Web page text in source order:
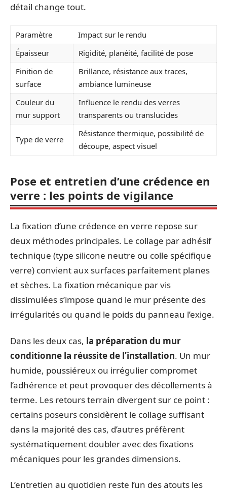
détail change tout.
Paramètre
Impact sur le rendu
Épaisseur
Rigidité, planéité, facilité de pose
Finition de
surface
Brillance, résistance aux traces,
ambiance lumineuse
Couleur du
mur support
Influence le rendu des verres
transparents ou translucides
Type de verre
Résistance thermique, possibilité de
découpe, aspect visuel
Pose et entretien d’une crédence en
verre : les points de vigilance
La fixation d’une crédence en verre repose sur
deux méthodes principales. Le collage par adhésif
technique (type silicone neutre ou colle spécifique
verre) convient aux surfaces parfaitement planes
et sèches. La fixation mécanique par vis
dissimulées s’impose quand le mur présente des
irrégularités ou quand le poids du panneau l’exige.
Dans les deux cas, la préparation du mur
conditionne la réussite de l’installation. Un mur
humide, poussiéreux ou irrégulier compromet
l’adhérence et peut provoquer des décollements à
terme. Les retours terrain divergent sur ce point :
certains poseurs considèrent le collage suffisant
dans la majorité des cas, d’autres préfèrent
systématiquement doubler avec des fixations
mécaniques pour les grandes dimensions.
L’entretien au quotidien reste l’un des atouts les